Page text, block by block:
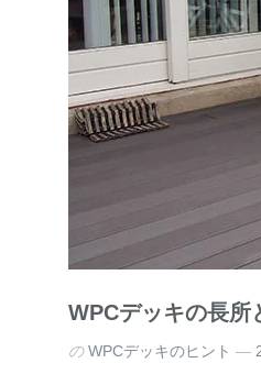
WPCデッキの長所
のWPCデッキのヒント